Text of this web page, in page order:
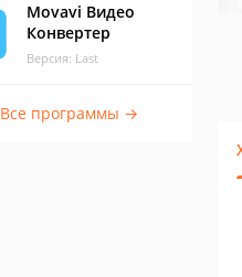
Movavi Видео
Конвертер
Версия: Last
Все программы →